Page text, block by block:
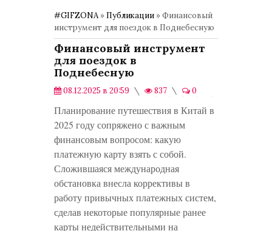
#GIFZONA» Публикации » Финансовый
инструмент для поездок в Поднебесную
Финансовый инструмент
для поездок в
Поднебесную
08.12.2025 в 20:59 837
0
Планирование путешествия в Китай в
2025 году сопряжено с важным
финансовым вопросом: какую
платежную карту взять с собой.
Сложившаяся международная
обстановка внесла коррективы в
работу привычных платежных систем,
сделав некоторые популярные ранее
карты недействительными на